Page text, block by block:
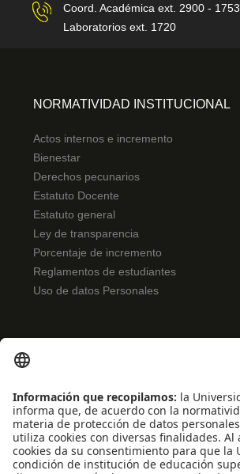
Coord. Académica ext. 2900 - 1753
Laboratorios ext. 1720
NORMATIVIDAD INSTITUCIONAL
Actos internos e incremento
Bienestar
Derechos pecunarios
Estatuto Docente
Estatuto general
Ley de transparencia
Porcentaje de incremento
Reglamentos de estudiantes
Uso de datos Personales
Noticias
Eventos
Profesores
Iniciativas estudiantiles
Escuela Internacional de Verano